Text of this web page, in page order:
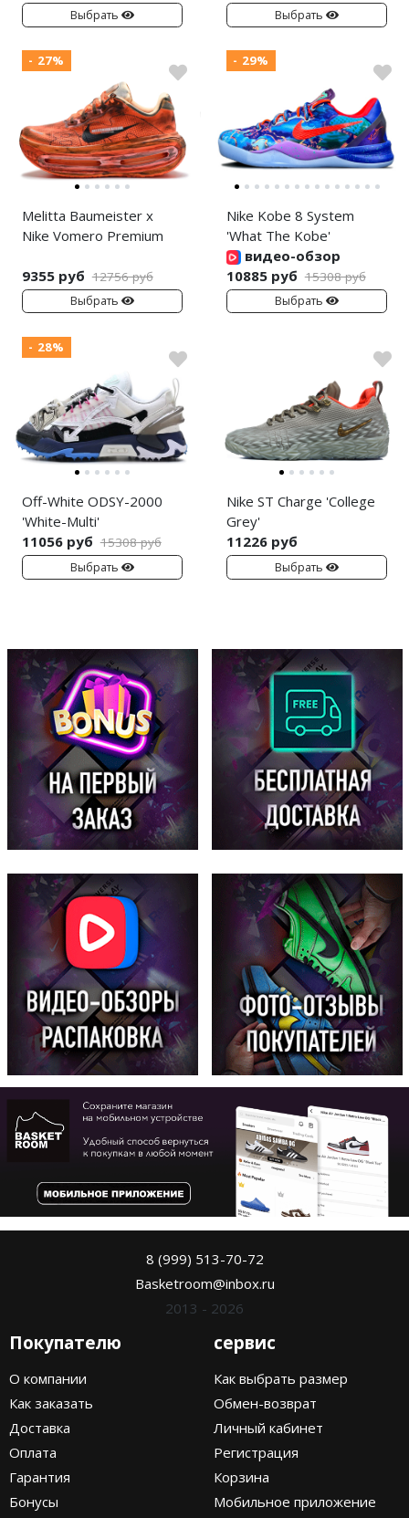
Выбрать Выбрать
- 27%
Melitta Baumeister x
Nike Vomero Premium
9355 руб 12756 руб
Выбрать
- 29%
Nike Kobe 8 System
'What The Kobe'
видео-обзор
10885 руб 15308 руб
Выбрать
- 28%
Off-White ODSY-2000
'White-Multi'
11056 руб 15308 руб
Выбрать
Nike ST Charge 'College
Grey'
11226 руб
Выбрать
8 (999) 513-70-72
Basketroom@inbox.ru
2013 - 2026
Покупателю
О компании
Как заказать
Доставка
Оплата
Гарантия
Бонусы
сервис
Как выбрать размер
Обмен-возврат
Личный кабинет
Регистрация
Корзина
Мобильное приложение